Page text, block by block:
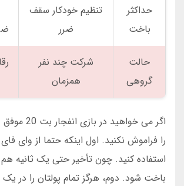
حداکثر
باخت
تنظیم خودکار سقف
ضرر
حالت
گروهی
شرکت چند نفر
همزمان
اگر می
را فراموش نکنید. اول اینکه حتما از وای
استفاده کنید. چون تأخیر حتی یک ثانیه
باخت شود. دوم، هرگز تمام پولتان را در یک